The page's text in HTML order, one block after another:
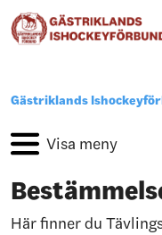
Gästriklands
Här finner du